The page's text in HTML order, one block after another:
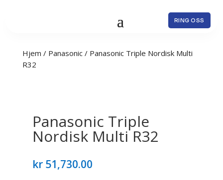
RING OSS
Hjem / Panasonic/ Panasonic Triple Nordisk Multi
R32
Panasonic Triple
Nordisk Multi R32
kr51,730.00